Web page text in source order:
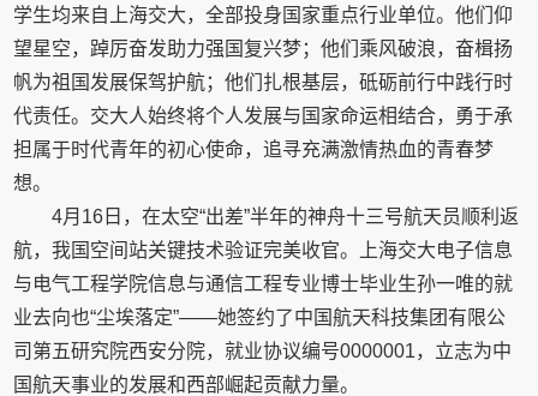
学生均来自上海交大，全部投身国家重点行业单位。他们仰
望星空，踔厉奋发助力强国复兴梦；他们乘风破浪，奋楫扬
帆为祖国发展保驾护航；他们扎根基层，砥砺前行中践行时
代责任。交大人始终将个人发展与国家命运相结合，勇于承
担属于时代青年的初心使命，追寻充满激情热血的青春梦
想。
4月16日，在太空“出差”半年的神舟十三号航天员顺利返
航，我国空间站关键技术验证完美收官。上海交大电子信息
与电气工程学院信息与通信工程专业博士毕业生孙一唯的就
业去向也“尘埃落定”——她签约了中国航天科技集团有限公
司第五研究院西安分院，就业协议编号0000001，立志为中
国航天事业的发展和西部崛起贡献力量。